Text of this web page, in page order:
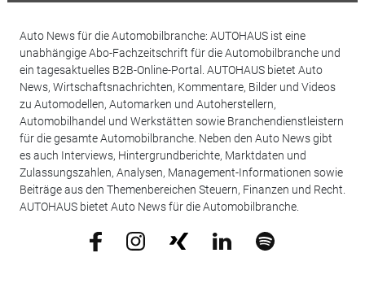
Auto News für die Automobilbranche: AUTOHAUS ist eine
unabhängige Abo-Fachzeitschrift für die Automobilbranche und
ein tagesaktuelles B2B-Online-Portal. AUTOHAUS bietet Auto
News, Wirtschaftsnachrichten, Kommentare, Bilder und Videos
zu Automodellen, Automarken und Autoherstellern,
Automobilhandel und Werkstätten sowie Branchendienstleistern
für die gesamte Automobilbranche. Neben den Auto News gibt
es auch Interviews, Hintergrundberichte, Marktdaten und
Zulassungszahlen, Analysen, Management-Informationen sowie
Beiträge aus den Themenbereichen Steuern, Finanzen und Recht.
AUTOHAUS bietet Auto News für die Automobilbranche.